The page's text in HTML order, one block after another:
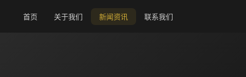
首页 关于我们 新闻资讯 联系我们